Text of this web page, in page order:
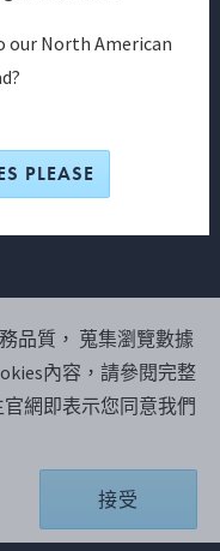
Georg
個充滿獨家福
品質， 蒐集瀏覽數據
內容，請參閱完整
網即表示您同意我們
接受
our North American
PLEASE